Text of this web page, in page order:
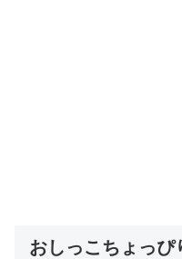
おしっこちょっぴ